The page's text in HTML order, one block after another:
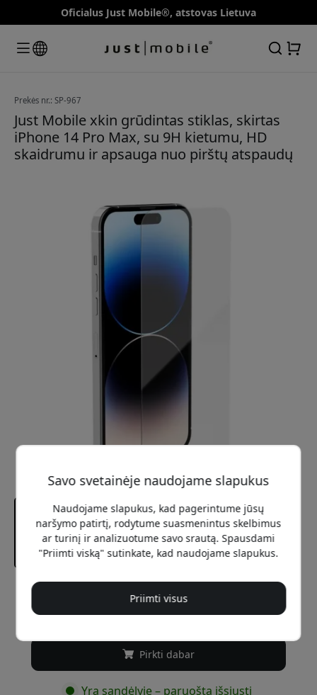
Oficialus Just Mobile®, atstovas Lietuva
Prekės nr.: SP-967
Just Mobile xkin grūdintas stiklas, skirtas
iPhone 14 Pro Max, su 9H kietumu, HD
skaidrumu ir apsauga nuo pirštų atspaudų
Rekomenduojama kaina
19.99 EUR
Pirkti dabar
Yra sandėlyje – paruošta išsiųsti
Savo svetainėje naudojame slapukus
Naudojame slapukus, kad pagerintume jūsų
naršymo patirtį, rodytume suasmenintus skelbimus
ar turinį ir analizuotume savo srautą. Spausdami
"Priimti viską" sutinkate, kad naudojame slapukus.
Priimti visus